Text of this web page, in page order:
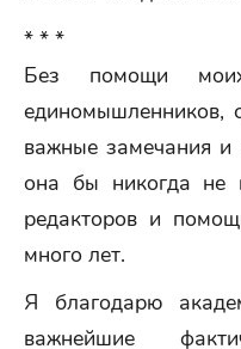
* * *
Без помощи
единомышленников,
важные замечания и
она бы никогда не
редакторов и
много лет.
Я благодарю
важнейшие